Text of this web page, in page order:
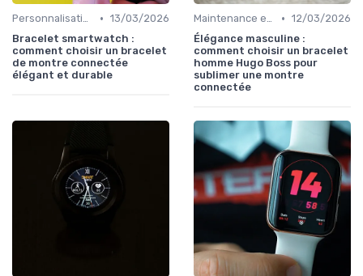
Personnalisation avec des Bracelets • 13/03/2026
Bracelet smartwatch :
comment choisir un bracelet
de montre connectée
élégant et durable
Maintenance et Mises à Jour • 12/03/2026
Élégance masculine :
comment choisir un bracelet
homme Hugo Boss pour
sublimer une montre
connectée